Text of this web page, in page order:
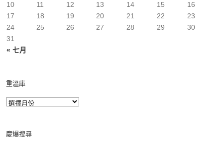
« 七月
10
11 12 13 14 15
16
17
18 19 20 21 22
23
24
25 26 27 28 29
30
31
重溫庫
慶爆搜尋